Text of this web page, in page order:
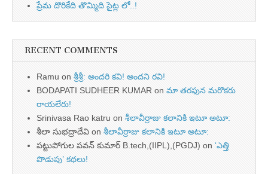
ప్రేమ దొరికేది తొమ్మిది సైట్ల లో..!
RECENT COMMENTS
Ramu on శ్రీశ్రీ: అందరి కవి! అందని రవి!
BODAPATI SUDHEER KUMAR on మా తరఫున మరొకరు
రాయలేరు!
Srinivasa Rao katru on శీలావీర్రాజు కలానికి ఇటూ అటూ:
శీలా సుభద్రాదేవి on శీలావీర్రాజు కలానికి ఇటూ అటూ:
పట్టుపోగుల పవన్ కుమార్ B.tech,(IIPL),(PGDJ) on ‘ఎత్తి
పొడుపు’ కథలు!